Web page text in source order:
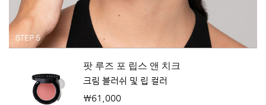
팟 루즈 포 립스 앤 치크
크림 블러쉬 및 립 컬러
₩61,000